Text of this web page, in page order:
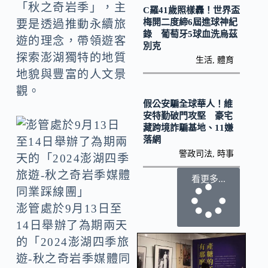
「秋之奇岩季」，主
要是透過推動永續旅
遊的理念，帶領遊客
探索澎湖獨特的地質
地貌與豐富的人文景
觀。
澎管處於9月13日至
14日舉辦了為期兩天
的「2024澎湖四季旅
遊-秋之奇岩季媒體同
C羅41歲照樣轟！世界盃
梅開二度締6屆進球神紀
錄 葡萄牙5球血洗烏茲
別克
生活 ,體育
假公安騙全球華人！維
安特勤破門攻堅 豪宅
藏跨境詐騙基地、11嫌
落網
警政司法 時事
看更多...